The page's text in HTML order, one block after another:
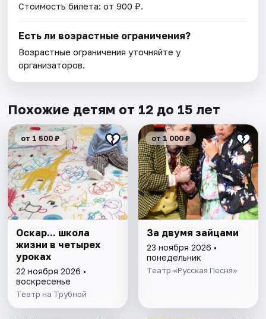
Стоимость билета: от 900 ₽.
Есть ли возрастные ограничения?
Возрастные ограничения уточняйте у
организаторов.
Похожие детям от 12 до 15 лет
от 1 500 ₽
Оскар... школа
жизни в четырех
уроках
22 ноября 2026 •
воскресенье
Театр на Трубной
от 1 000 ₽
За двумя зайцами
23 ноября 2026 •
понедельник
Театр «Русская Песня»